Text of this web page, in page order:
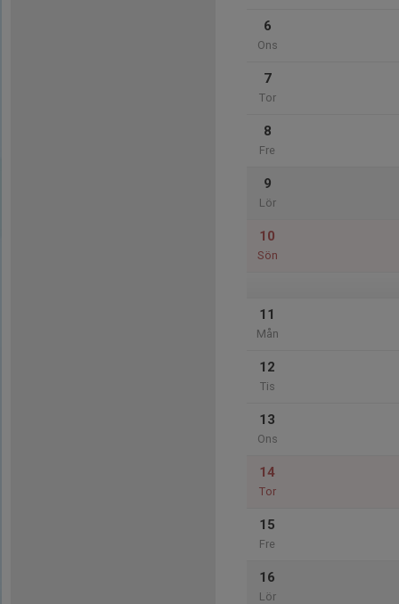
6
Ons
7
Tor
8
Fre
9
Lör
10
Sön
11
Mån
12
Tis
13
Ons
14
Tor
15
Fre
16
Lör